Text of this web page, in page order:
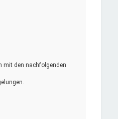
mit den nachfolgenden